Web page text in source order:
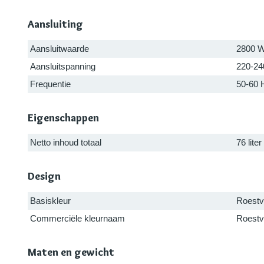
Aansluiting
Aansluitwaarde
2800
Aansluitspanning
220-
Frequentie
50-60
Eigenschappen
Netto inhoud totaal 76 liter
Design
Basiskleur
Commerciële kleurnaam
Maten en gewicht